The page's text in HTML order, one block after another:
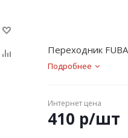
Переходник
Подробнее
Интернет цена
410 р/шт